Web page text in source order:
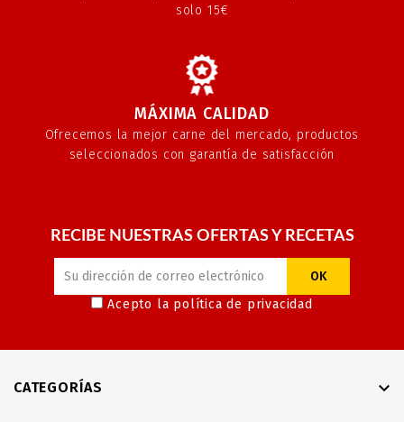
solo 15€
MÁXIMA CALIDAD
Ofrecemos la mejor carne del mercado, productos
seleccionados con garantía de satisfacción
RECIBE NUESTRAS OFERTAS Y RECETAS
Acepto la política de privacidad
CATEGORÍAS 